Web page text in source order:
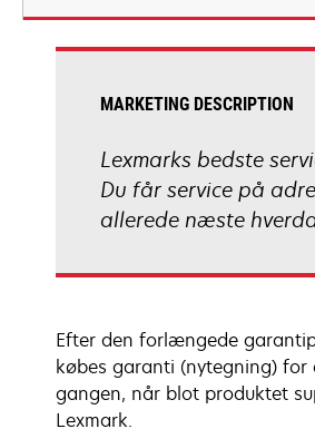
MARKETING DESCRIPTION
Lexmarks bedste
Du får service på
allerede næste
Efter den forlængede
købes garanti (nytegning) for
gangen, når blot produktet
Lexmark.